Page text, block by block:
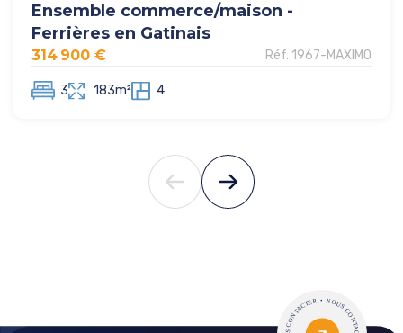
Réf. 1967-MAXIMO
Ensemble commerce/maison -
Ferrières en Gatinais
3 183m² 4
314 900 €